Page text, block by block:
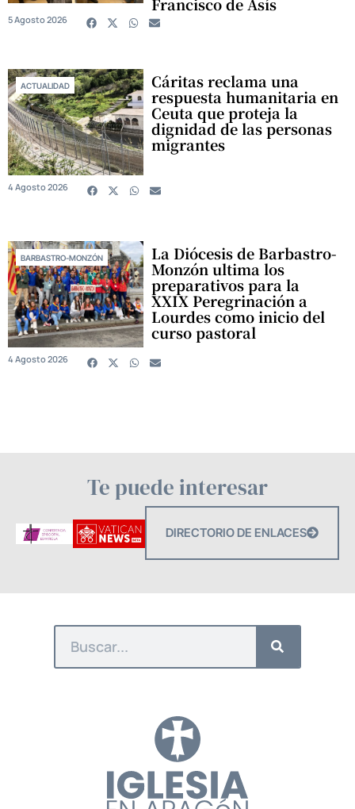
5 Agosto 2026
ACTUALIDAD Cáritas reclama una
respuesta humanitaria en
Ceuta que proteja la
dignidad de las personas
migrantes
4 Agosto 2026
BARBASTRO-MONZÓN La Diócesis de Barbastro-
Monzón ultima los
preparativos para la
XXIX Peregrinación a
Lourdes como inicio del
curso pastoral
4 Agosto 2026
Te puede interesar
DIRECTORIO DE ENLACES